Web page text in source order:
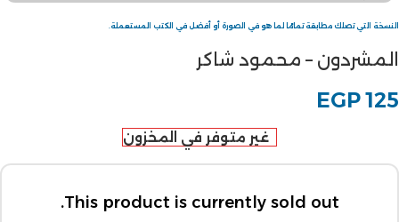
النسخة التي تصلك مطابقة تمامًا لما هو في الصورة أو أفضل في الكتب المستعملة.
المشردون – محمود شاكر
EGP125
غير متوفر في المخزون
This product is currently sold out.